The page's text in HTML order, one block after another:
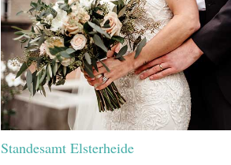
Standesamt Elsterheide